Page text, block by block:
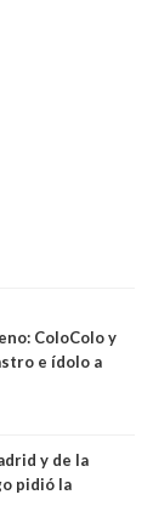
ColoColo y
e ídolo a
y de la
pidió la